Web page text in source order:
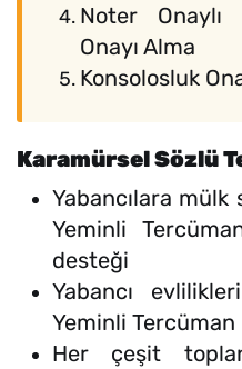
Noter Onaylı
Onayı Alma
Konsolosluk
Karamürsel Sözlü
Yabancılara mülk
Yeminli
desteği
Yabancı
Yeminli
Her çeşit